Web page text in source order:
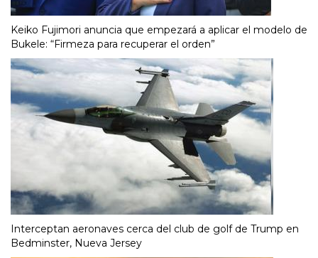
Keiko Fujimori anuncia que empezará a aplicar el modelo de
Bukele: “Firmeza para recuperar el orden”
Interceptan aeronaves cerca del club de golf de Trump en
Bedminster, Nueva Jersey